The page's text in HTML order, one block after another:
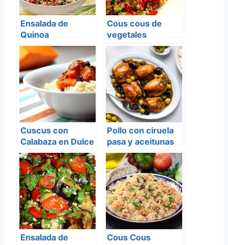
Ensalada de
Quinoa
Cous cous de
vegetales
Cuscus con
Calabaza en Dulce
Pollo con ciruela
pasa y aceitunas
Ensalada de
Cous Cous